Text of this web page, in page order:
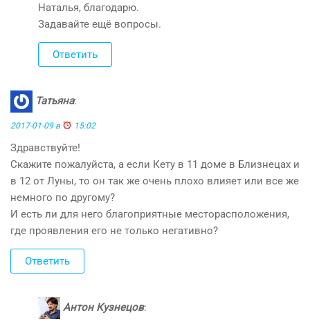
Наталья, благодарю.
Задавайте ещё вопросы.
Ответить
Татьяна:
2017-01-09 в 15:02
Здравствуйте!
Скажите пожалуйста, а если Кету в 11 доме в Близнецах и
в 12 от Луны, то он так же очень плохо влияет или все же
немного по другому?
И есть ли для него благоприятные месторасположения,
где проявления его не только негативно?
Ответить
Антон Кузнецов: